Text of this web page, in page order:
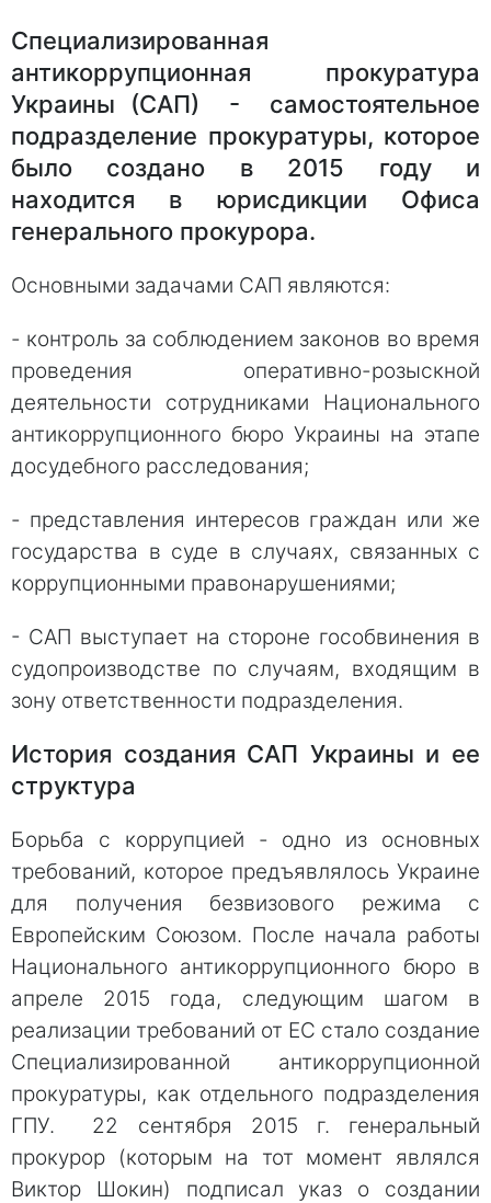
Специализированная
антикоррупционная прокуратура
Украины (САП) - самостоятельное
подразделение прокуратуры, которое
было создано в 2015 году и
находится в юрисдикции Офиса
генерального прокурора.
Основными задачами САП являются:
- контроль за соблюдением законов во время
проведения оперативно-розыскной
деятельности сотрудниками Национального
антикоррупционного бюро Украины на этапе
досудебного расследования;
- представления интересов граждан или же
государства в суде в случаях, связанных с
коррупционными правонарушениями;
- САП выступает на стороне гособвинения в
судопроизводстве по случаям, входящим в
зону ответственности подразделения.
История создания САП Украины и ее
структура
Борьба с коррупцией - одно из основных
требований, которое предъявлялось Украине
для получения безвизового режима с
Европейским Союзом. После начала работы
Национального антикоррупционного бюро в
апреле 2015 года, следующим шагом в
реализации требований от ЕС стало создание
Специализированной антикоррупционной
прокуратуры, как отдельного подразделения
ГПУ. 22 сентября 2015 г. генеральный
прокурор (которым на тот момент являлся
Виктор Шокин) подписал указ о создании